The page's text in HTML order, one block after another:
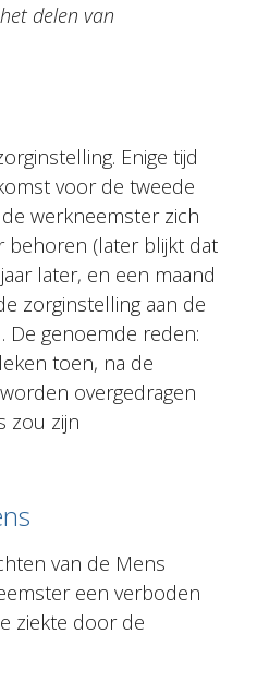
delen van
Enige tijd
voor de tweede
werkneemster zich
behoren (later blijkt dat
later, en een maand
zorginstelling aan de
genoemde reden:
toen, na de
overgedragen
zou zijn
van de Mens
een verboden
ziekte door de